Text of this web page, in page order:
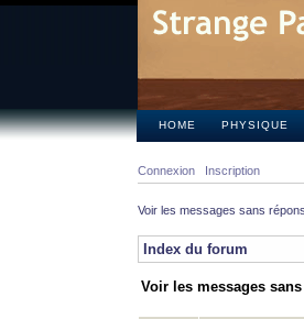
HOME PHYSIQUE
Connexion Inscription
Voir les messages sans
Index du forum
Voir les messages